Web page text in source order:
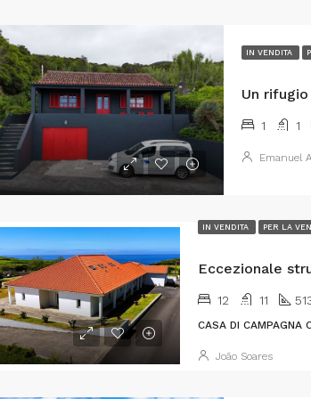
IN VENDITA
1 1
Emanuel
IN VENDITA PER LA
12 11
CASA DI CAMPAGNA
João Soares